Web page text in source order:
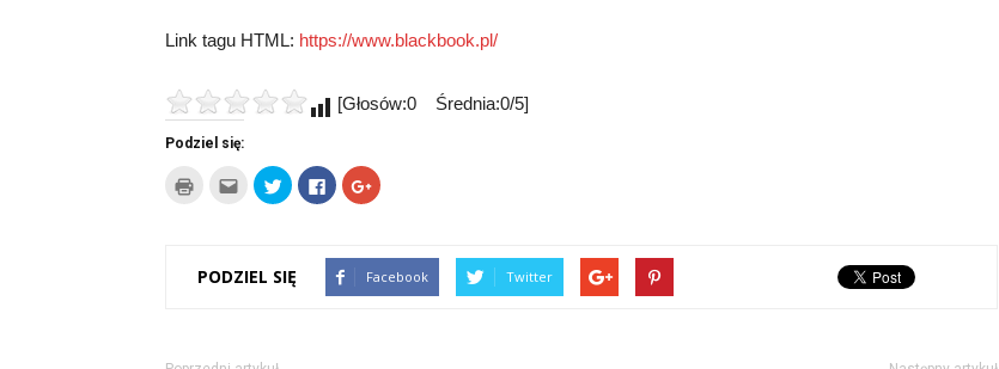
Link tagu HTML: https://www.blackbook.pl/
[Głosów:0 Średnia:0/5]
Podziel się:
Kliknij
wydrukować(Otwiera
oknie)
Kliknij,
aby
wysłać
przez
e-
mail(Otwiera
Udostępnij
na
Twitterze(Otwiera
oknie)
Click
to
share
nowym
oknie)
Click
to
w
nowym
PODZIEL SIĘ Facebook Twitter